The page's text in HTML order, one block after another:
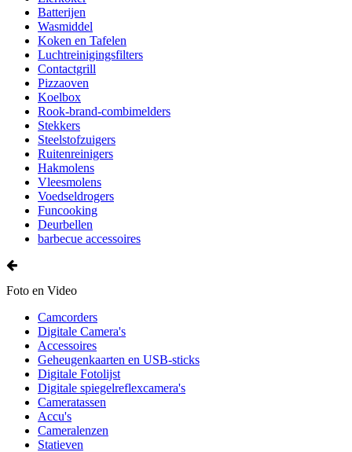
Batterijen
Wasmiddel
Koken en Tafelen
Luchtreinigingsfilters
Contactgrill
Pizzaoven
Koelbox
Rook-brand-combimelders
Stekkers
Steelstofzuigers
Ruitenreinigers
Hakmolens
Vleesmolens
Voedseldrogers
Funcooking
Deurbellen
barbecue accessoires
Foto en Video
Camcorders
Digitale Camera's
Accessoires
Geheugenkaarten en USB-sticks
Digitale Fotolijst
Digitale spiegelreflexcamera's
Cameratassen
Accu's
Cameralenzen
Statieven